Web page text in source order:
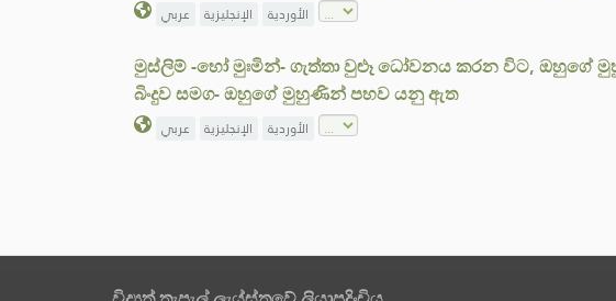
عربي الإنجليزية الأوردية
මුස්ලිම් -හෝ මුඃමින්- ගැත්තා වුළූ ධෝවනය කරන විට, ඔහුගේ
බිංදුව සමග- ඔහුගේ මුහුණින් පහව යනු ඇත
عربي الإنجليزية الأوردية